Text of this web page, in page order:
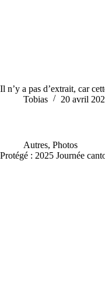
Il n’y a pas d’extrait, car
Tobias
20 avril
Autres, Photos
Protégé : 2025 Journée